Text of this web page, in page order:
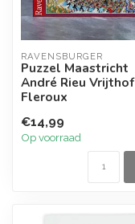
RAVENSBURGER
Puzzel Maastricht
André Rieu Vrijthof
Fleroux
€14,99
Op voorraad